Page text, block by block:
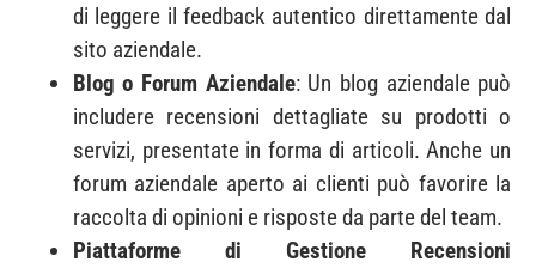
di leggere il feedback autentico direttamente dal
sito aziendale.
Blog o Forum Aziendale: Un blog aziendale può
includere recensioni dettagliate su prodotti o
servizi, presentate in forma di articoli. Anche un
forum aziendale aperto ai clienti può favorire la
raccolta di opinioni e risposte da parte del team.
Piattaforme di Gestione Recensioni